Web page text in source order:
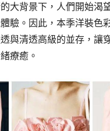
大背景下，人們開始渴
驗。因此，本季洋裝色
與清透高級的並存，讓
療癒。